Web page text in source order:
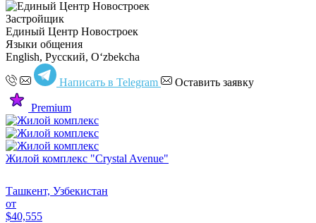
Застройщик
Единый Центр Новостроек
Языки общения
English, Русский, Oʻzbekcha
Написать в Telegram Оставить заявку
Premium
Жилой комплекс "Crystal Avenue"
Ташкент, Узбекистан
от
$40,555